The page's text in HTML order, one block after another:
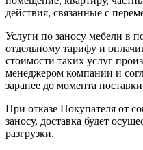
действия, связанные с
Услуги по заносу мебели в
отдельному тарифу и
стоимости таких услуг
менеджером компании и
заранее до момента
При отказе Покупателя от
заносу, доставка будет
разгрузки.